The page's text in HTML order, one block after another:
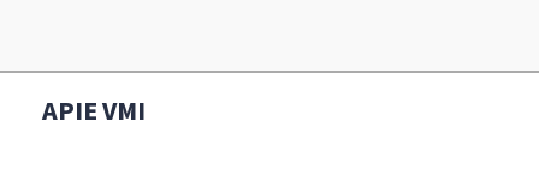
APIE VMI